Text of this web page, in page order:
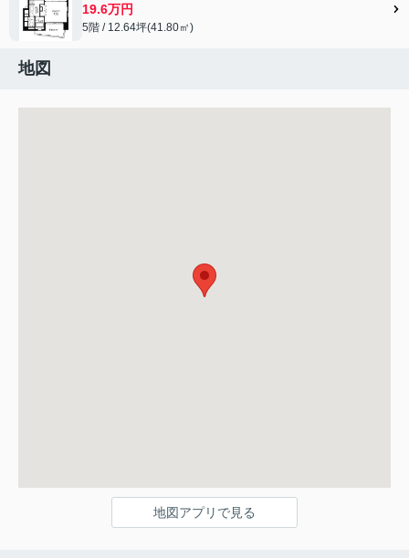
19.6万円
5階 / 12.64坪(41.80㎡)
地図
地図アプリで見る